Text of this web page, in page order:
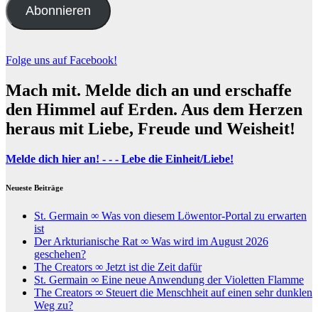
Abonnieren
Folge uns auf Facebook!
Mach mit. Melde dich an und erschaffe
den Himmel auf Erden. Aus dem Herzen
heraus mit Liebe, Freude und Weisheit!
Melde dich hier an! - - - Lebe die Einheit/Liebe!
Neueste Beiträge
St. Germain ∞ Was von diesem Löwentor-Portal zu erwarten
ist
Der Arkturianische Rat ∞ Was wird im August 2026
geschehen?
The Creators ∞ Jetzt ist die Zeit dafür
St. Germain ∞ Eine neue Anwendung der Violetten Flamme
The Creators ∞ Steuert die Menschheit auf einen sehr dunklen
Weg zu?